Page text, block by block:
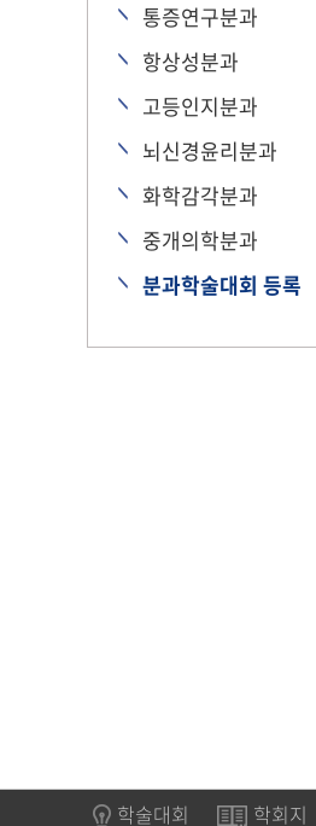
통증연구분과
항상성분과
고등인지분과
뇌신경윤리분과
화학감각분과
중개의학분과
분과학술대회 등록
학술대회 학회지